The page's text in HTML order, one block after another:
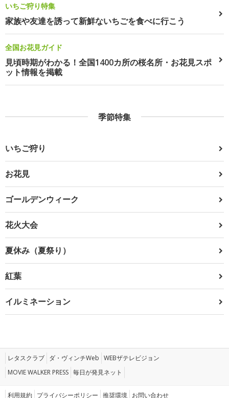
いちご狩り特集
家族や友達を誘って新鮮ないちごを食べに行こう
全国お花見ガイド
見頃時期がわかる！全国1400カ所の桜名所・お花見スポ
ット情報を掲載
季節特集
いちご狩り
お花見
ゴールデンウィーク
花火大会
夏休み（夏祭り）
紅葉
イルミネーション
レタスクラブ ダ・ヴィンチWeb WEBザテレビジョン
MOVIE WALKER PRESS 毎日が発見ネット
利用規約 プライバシーポリシー 推奨環境 お問い合わせ